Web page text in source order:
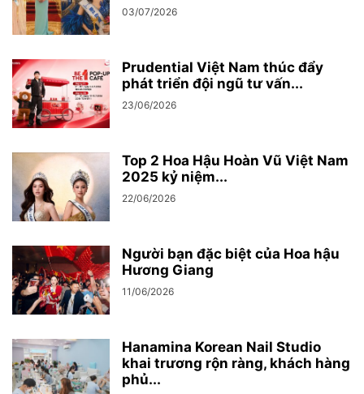
03/07/2026
Prudential Việt Nam thúc đẩy
phát triển đội ngũ tư vấn...
23/06/2026
Top 2 Hoa Hậu Hoàn Vũ Việt Nam
2025 kỷ niệm...
22/06/2026
Người bạn đặc biệt của Hoa hậu
Hương Giang
11/06/2026
Hanamina Korean Nail Studio
khai trương rộn ràng, khách hàng
phủ...